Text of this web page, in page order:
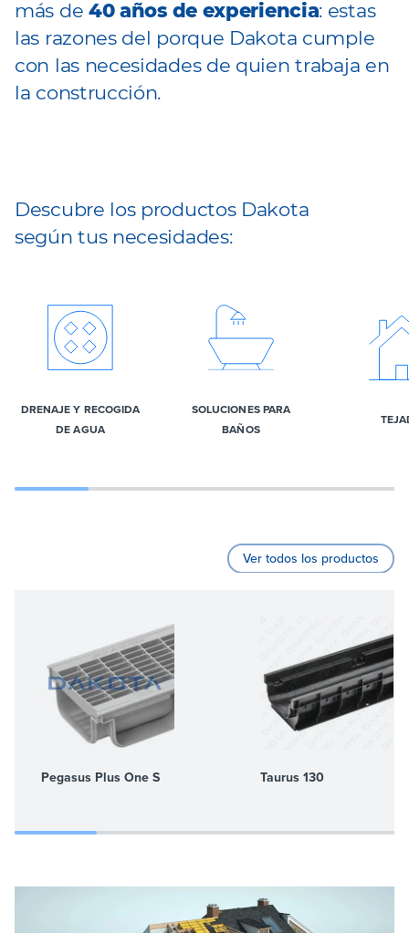
más de 40 años de experiencia: estas
las razones del porque Dakota cumple
con las necesidades de quien trabaja en
la construcción.
Descubre los productos Dakota
según tus necesidades:
DRENAJE Y RECOGIDA
DE AGUA
SOLUCIONES PARA
BAÑOS
Ver todos los productos
Pegasus Plus One S Taurus 130